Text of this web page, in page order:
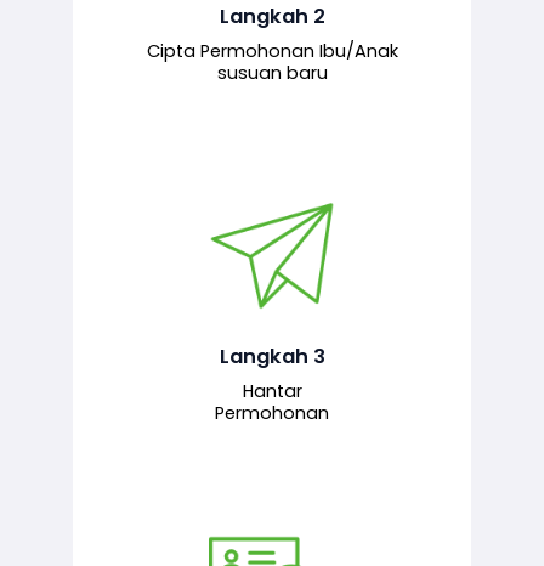
Langkah 2
Cipta Permohonan Ibu/Anak
susuan baru
baharu melalui sistem.
Langkah 3
Hantar
Permohonan
Permohonan yang lengkap dihantar
untuk proses semakan dan
bertanggungjawab.